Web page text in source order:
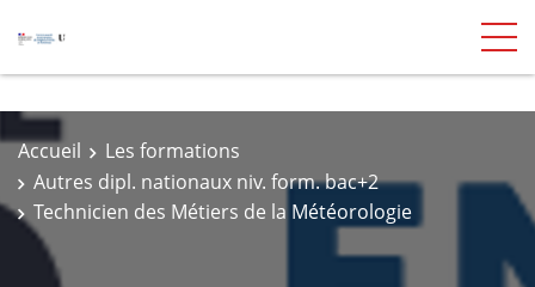
Accueil
Les formations
Autres dipl. nationaux niv. form. bac+2
Technicien des Métiers de la Météorologie